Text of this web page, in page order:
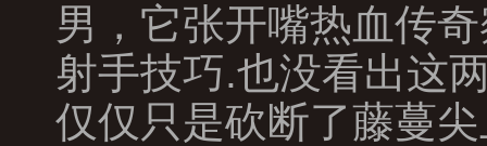
男，它张开嘴热血传
射手技巧.也没看出这
仅仅只是砍断了藤蔓